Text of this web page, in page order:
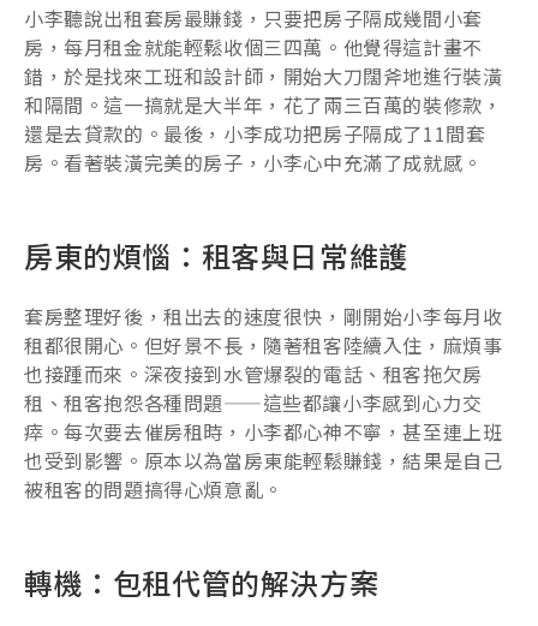
小李聽說出租套房最賺錢，只要把房子隔成幾間小套
房，每月租金就能輕鬆收個三四萬。他覺得這計畫不
錯，於是找來工班和設計師，開始大刀闊斧地進行裝潢
和隔間。這一搞就是大半年，花了兩三百萬的裝修款，
還是去貸款的。最後，小李成功把房子隔成了11間套
房。看著裝潢完美的房子，小李心中充滿了成就感。
房東的煩惱：租客與日常維護
套房整理好後，租出去的速度很快，剛開始小李每月收
租都很開心。但好景不長，隨著租客陸續入住，麻煩事
也接踵而來。深夜接到水管爆裂的電話、租客拖欠房
租、租客抱怨各種問題——這些都讓小李感到心力交
瘁。每次要去催房租時，小李都心神不寧，甚至連上班
也受到影響。原本以為當房東能輕鬆賺錢，結果是自己
被租客的問題搞得心煩意亂。
轉機：包租代管的解決方案